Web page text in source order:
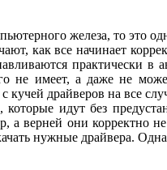
железа, то это
как все начинает
практически
не имеет, а даже не
драйверов на все
идут без
а верней они
нужные драйвера.